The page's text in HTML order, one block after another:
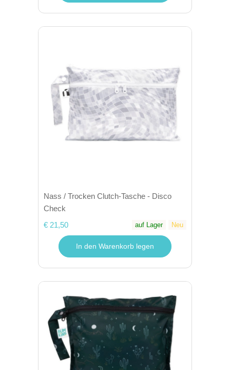
Nass / Trocken Clutch-Tasche - Disco
Check
€ 21,50
auf Lager Neu
In den Warenkorb legen